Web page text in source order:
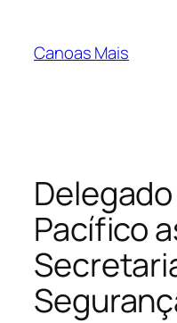
Canoas Mais
Pacífico